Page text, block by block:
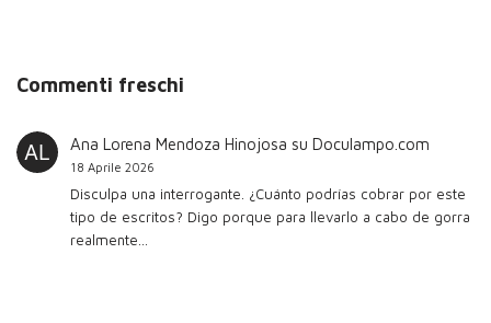
Commenti freschi
Ana Lorena Mendoza Hinojosa su Doculampo.com
18 Aprile 2026
Disculpa una interrogante. ¿Cuánto podrías cobrar por este
tipo de escritos? Digo porque para llevarlo a cabo de gorra
realmente…